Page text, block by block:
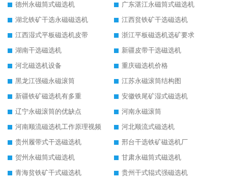
德州永磁筒式磁选机
广东湛江永磁筒式磁选机
湖北铁矿干选永磁磁选机
江西贫铁矿干选磁选机
江西湿式平板磁选机皮带
浙江平板磁选机选矿要求
湖南干选磁选机
新疆皮带干选磁选机
河北磁选机设备
重庆磁选机价格
黑龙江强磁永磁滚筒
江苏永磁滚筒结构图
新疆铁矿磁选机有多重
安徽铁尾矿湿式磁选机
辽宁永磁滚筒的优缺点
河南永磁滚筒
河南顺流磁选机工作原理视频
河北顺流式磁选机
贵州履带式干选磁选机
邢台干选铁矿磁选机厂
贺州永磁筒式磁选机
甘肃永磁筒式磁选机
青海贫铁矿干式磁选机
贵州干式辊式强磁选机